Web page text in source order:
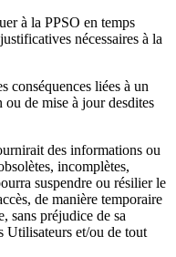
à la PPSO en temps
nécessaires à la
conséquences liées à un
de mise à jour desdites
des informations ou
incomplètes,
suspendre ou résilier le
de manière temporaire
sans préjudice de sa
Utilisateurs et/ou de tout